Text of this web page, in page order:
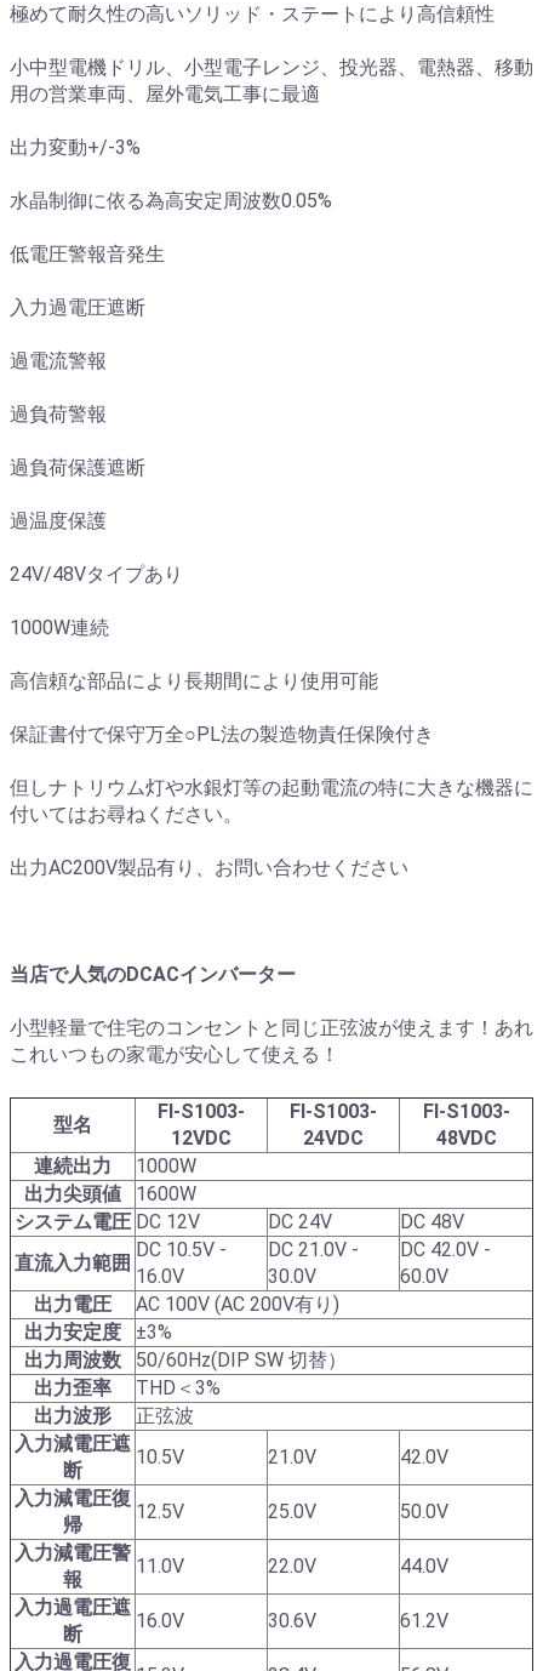
極めて耐久性の高いソリッド・ステートにより高信頼性
小中型電機ドリル、小型電子レンジ、投光器、電熱器、移動
用の営業車両、屋外電気工事に最適
出力変動+/-3%
水晶制御に依る為高安定周波数0.05%
低電圧警報音発生
入力過電圧遮断
過電流警報
過負荷警報
過負荷保護遮断
過温度保護
24V/48Vタイプあり
1000W連続
高信頼な部品により長期間により使用可能
保証書付で保守万全○PL法の製造物責任保険付き
但しナトリウム灯や水銀灯等の起動電流の特に大きな機器に
付いてはお尋ねください。
出力AC200V製品有り、お問い合わせください
当店で人気のDCACインバーター
小型軽量で住宅のコンセントと同じ正弦波が使えます！あれ
これいつもの家電が安心して使える！
型名
FI-S1003-
12VDC
FI-S1003-
24VDC
FI-S1003-
48VDC
連続出力
1000W
出力尖頭値
1600W
システム電圧 DC 12V DC 24V
DC 48V
直流入力範囲
DC 10.5V -
16.0V
DC 21.0V -
30.0V
DC 42.0V -
60.0V
出力電圧
AC 100V (AC 200V有り)
出力安定度
±3%
出力周波数
50/60Hz(DIP SW 切替）
出力歪率
THD＜3%
出力波形
正弦波
入力減電圧遮
断
10.5V 21.0V
42.0V
入力減電圧復
帰
12.5V 25.0V
50.0V
入力減電圧警
報
11.0V 22.0V
44.0V
入力過電圧遮
断
16.0V 30.6V
61.2V
入力過電圧復